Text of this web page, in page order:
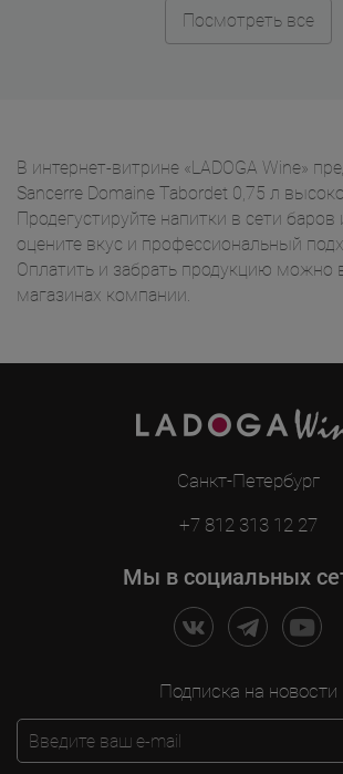
Посмотреть все
В интернет-витрине «LADOGA Wine»
Sancerre Domaine Tabordet 0,75 л
Продегустируйте напитки в сети баров
оцените вкус и профессиональный
Оплатить и забрать продукцию можно
магазинах компании.
Санкт-Петербург
+7 812 313 12 27
Мы в социальных
Подписка на новости